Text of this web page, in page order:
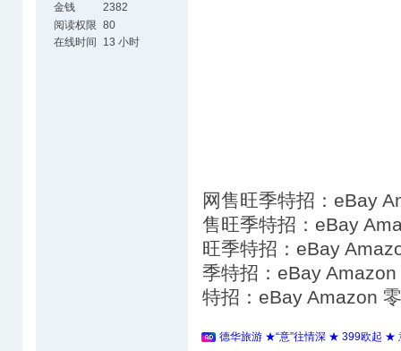
金钱
2382
阅读权限 80
在线时间
13 小时
网售旺季特招：eBay
售旺季特招：eBay
旺季特招：eBay
季特招：eBay
特招：eBay Amazon
德华旅游 ★“意”往情深 ★ 399欧起 ★